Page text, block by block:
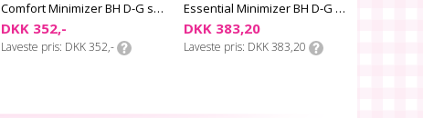
Comfort Minimizer BH D-G skål
DKK 352,-
Laveste pris DKK 352,-
Essential Minimizer BH D-G skål
DKK 383,20
Laveste pris DKK 383,20